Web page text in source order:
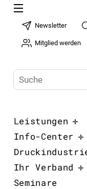
Newsletter
Mitglied werden
Leistungen
Info-Center
Ihr Verband
Seminare